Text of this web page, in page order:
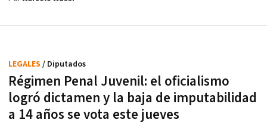
Régimen Penal Juvenil: el oficialismo
logró dictamen y la baja de imputabilidad
a 14 años se vota este jueves
LEGALES / Diputados